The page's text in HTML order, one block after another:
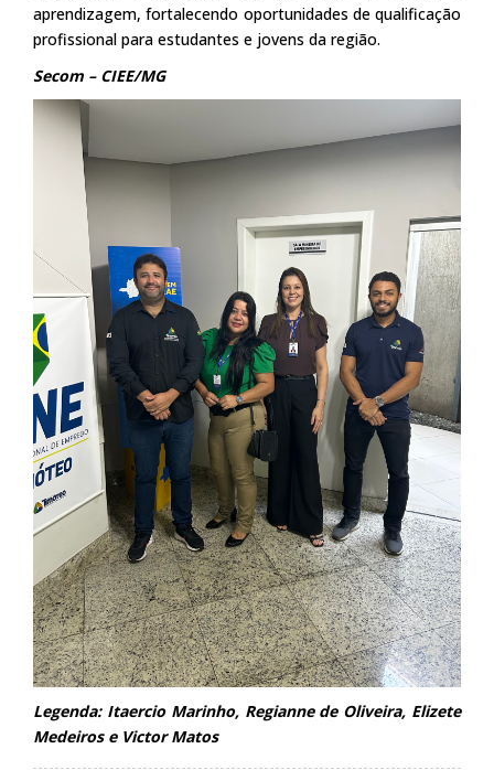
aprendizagem, fortalecendo oportunidades de qualificação
profissional para estudantes e jovens da região.
Secom – CIEE/MG
Legenda: Itaercio Marinho, Regianne de Oliveira, Elizete
Medeiros e Victor Matos